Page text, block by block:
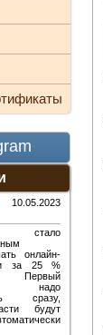
10.05.2023
стало
онлайн-
за 25 %
Первый
надо
сразу,
будут